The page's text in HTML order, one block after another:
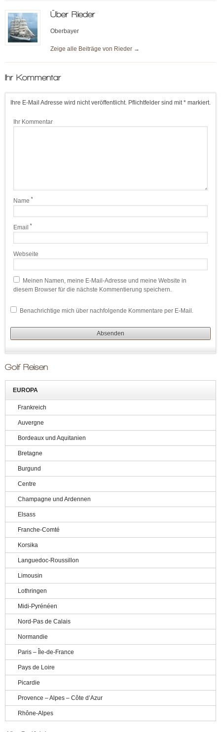
Über Rieder
Oberbayer
Zeige alle Beiträge von Rieder →
Ihr Kommentar
Ihre E-Mail Adresse wird nicht veröffentlicht. Pflichtfelder sind mit * markiert.
Ihr Kommentar
Name *
Email *
Webseite
Meinen Namen, meine E-Mail-Adresse und meine Website in
diesem Browser für die nächste Kommentierung speichern.
Benachrichtige mich über nachfolgende Kommentare per E-Mail.
Golf Reisen
EUROPA
Frankreich
Auvergne
Bordeaux und Aquitanien
Bretagne
Burgund
Centre
Champagne und Ardennen
Elsass
Franche-Comté
Korsika
Languedoc-Roussillon
Limousin
Lothringen
Midi-Pyrénéen
Nord-Pas de Calais
Normandie
Paris – Île-de-France
Pays de Loire
Picardie
Provence – Alpes – Côte d’Azur
Rhône-Alpes